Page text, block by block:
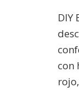
DIY
con